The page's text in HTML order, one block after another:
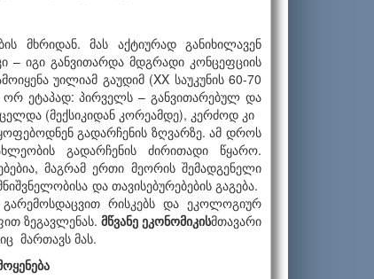
მხრიდან. მას აქტიურად განიხილავენ
– იგი განვითარდა მდგრადი კონცეფციის
უილიამ გაუდიმ (XX საუკუნის 60-70
ეტაპად: პირველს – განვითარებულ და
(მექსიკიდან კორეამდე), კერძოდ კი
გადარჩენის ზღვარზე. ამ დროს
გადარჩენის ძირითადი წყარო.
მაგრამ ერთი მეორის შემადგენელი
და თავისებურებების გაგება.
რისკებს და ეკოლოგიურ
ზეგავლენას. მწვანეეკონომიკისმთავარი
მართავს მას.